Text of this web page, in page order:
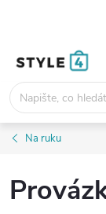
Na ruku